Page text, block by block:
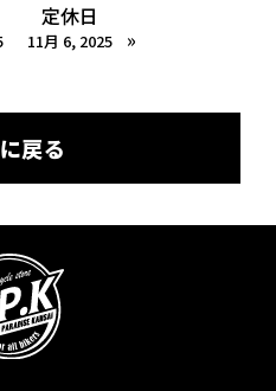
定休日
11月 6, 2025 »
戻る